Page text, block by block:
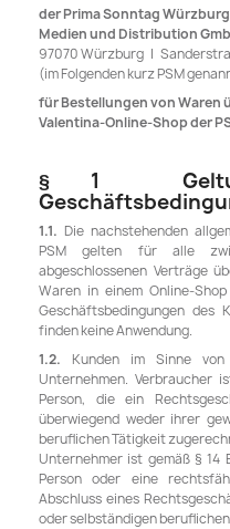
der Prima Sonntag Würzburg
Medien und Distribution
97070 Würzburg |
(im Folgenden kurz PSM
für Bestellungen von Waren
Valentina-Online-Shop der
§ 1
1.1. Die nachstehenden
PSM gelten für alle
abgeschlossenen Verträge
Waren in einem Online-
Geschäftsbedingungen des
finden keine Anwendung.
1.2. Kunden im Sinne von
Unternehmen. Verbraucher
Person, die ein
überwiegend weder ihrer
beruflichen Tätigkeit
Unternehmer ist gemäß §
Person oder eine
Abschluss eines
oder selbständigen